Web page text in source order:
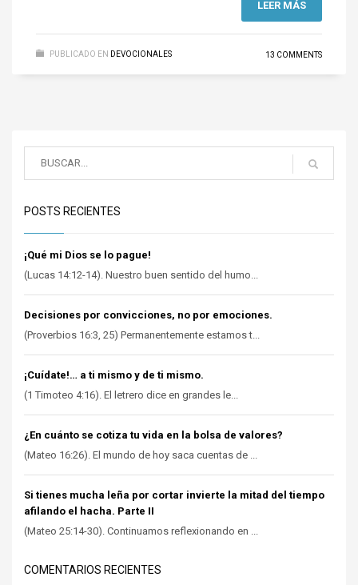
LEER MÁS
PUBLICADO EN DEVOCIONALES 13 COMMENTS
POSTS RECIENTES
¡Qué mi Dios se lo pague!
(Lucas 14:12-14). Nuestro buen sentido del humo...
Decisiones por convicciones, no por emociones.
(Proverbios 16:3, 25) Permanentemente estamos t...
¡Cuídate!… a ti mismo y de ti mismo.
(1 Timoteo 4:16). El letrero dice en grandes le...
¿En cuánto se cotiza tu vida en la bolsa de valores?
(Mateo 16:26). El mundo de hoy saca cuentas de ...
Si tienes mucha leña por cortar invierte la mitad del tiempo
afilando el hacha. Parte II
(Mateo 25:14-30). Continuamos reflexionando en ...
COMENTARIOS RECIENTES